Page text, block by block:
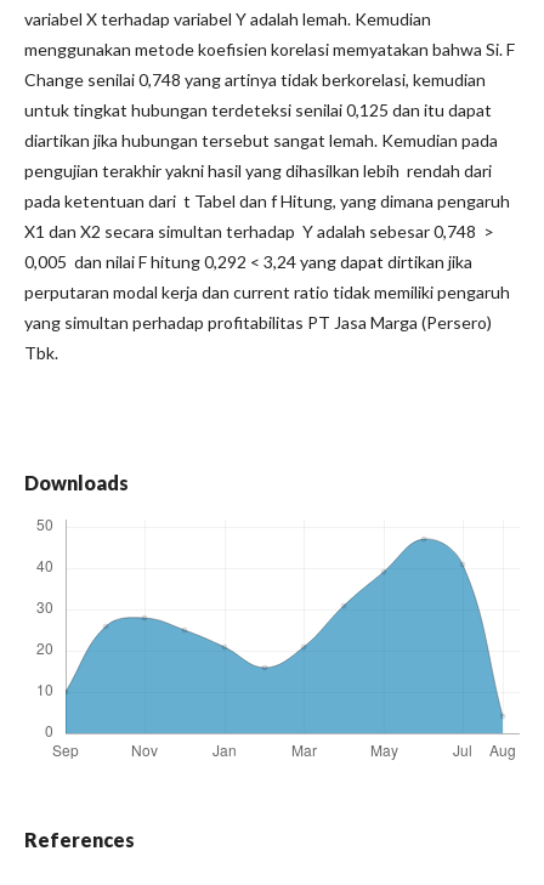
variabel X terhadap variabel Y adalah lemah. Kemudian
menggunakan metode koefisien korelasi memyatakan bahwa Si. F
Change senilai 0,748 yang artinya tidak berkorelasi, kemudian
untuk tingkat hubungan terdeteksi senilai 0,125 dan itu dapat
diartikan jika hubungan tersebut sangat lemah. Kemudian pada
pengujian terakhir yakni hasil yang dihasilkan lebih rendah dari
pada ketentuan dari t Tabel dan f Hitung, yang dimana pengaruh
X1 dan X2 secara simultan terhadap Y adalah sebesar 0,748 >
0,005 dan nilai F hitung 0,292 < 3,24 yang dapat dirtikan jika
perputaran modal kerja dan current ratio tidak memiliki pengaruh
yang simultan perhadap profitabilitas PT Jasa Marga (Persero)
Tbk.
Downloads
References